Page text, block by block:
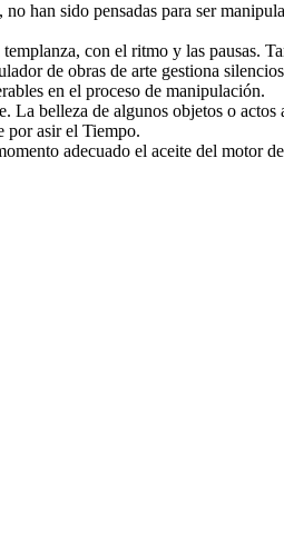
han sido pensadas para ser
con el ritmo y las pausas.
de obras de arte gestiona
en el proceso de manipulación.
belleza de algunos objetos o
por asir el Tiempo.
adecuado el aceite del motor